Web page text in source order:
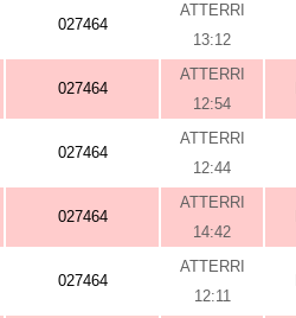
027464
ATTERRI
13:12
027464
ATTERRI
12:54
027464
ATTERRI
12:44
027464
ATTERRI
14:42
027464
ATTERRI
12:11